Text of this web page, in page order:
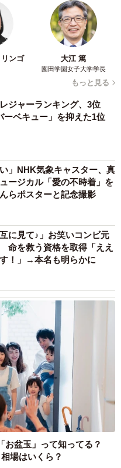
いてネットで探しまし
になったそうです。
飼っている猫が亡くなっ
ブログに書いておりまし
だな。」と思うと気持ち
ンゴ 大江 篤
園田学園女子大学学長
もっと見る
ジャーランキング、3位
ーベキュー」を抑えた1位
」NHK気象キャスター、真
ージカル「愛の不時着」を
らポスターと記念撮影
に見て♪」お笑いコンビ元
命を救う資格を取得「ええ
！」→本名も明らかに
盆玉」って知ってる？
場はいくら？